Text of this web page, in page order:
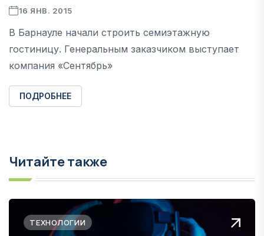
16 ЯНВ. 2015
В Барнауле начали строить семиэтажную
гостиницу. Генеральным заказчиком выступает
компания «Сентябрь»
ПОДРОБНЕЕ
Читайте также
ТЕХНОЛОГИИ